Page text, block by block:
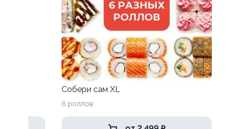
Собери сам XL
6 роллов